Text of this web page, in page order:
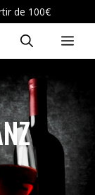
de 100€